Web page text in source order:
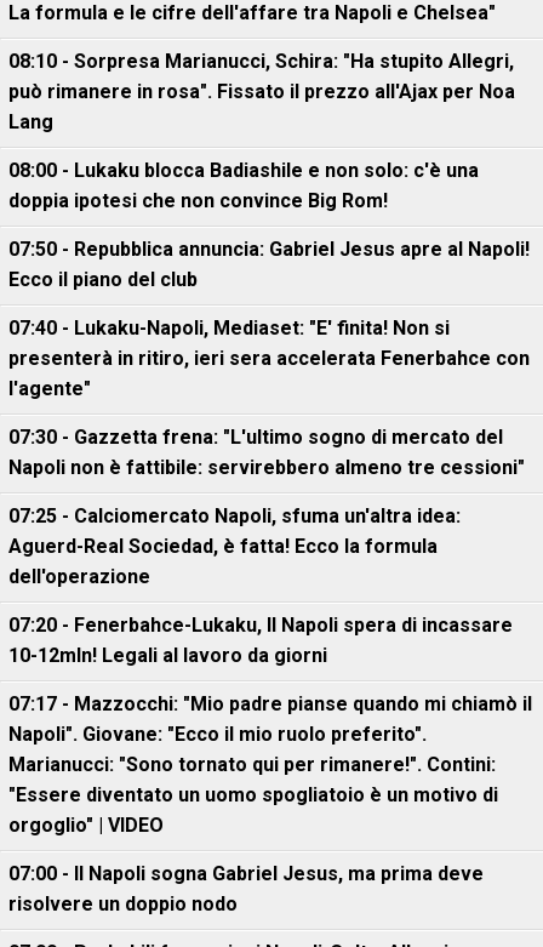
La formula e le cifre dell'affare tra Napoli e Chelsea"
08:10 - Sorpresa Marianucci, Schira: "Ha stupito Allegri,
può rimanere in rosa". Fissato il prezzo all'Ajax per Noa
Lang
08:00 - Lukaku blocca Badiashile e non solo: c'è una
doppia ipotesi che non convince Big Rom!
07:50 - Repubblica annuncia: Gabriel Jesus apre al Napoli!
Ecco il piano del club
07:40 - Lukaku-Napoli, Mediaset: "E' finita! Non si
presenterà in ritiro, ieri sera accelerata Fenerbahce con
l'agente"
07:30 - Gazzetta frena: "L'ultimo sogno di mercato del
Napoli non è fattibile: servirebbero almeno tre cessioni"
07:25 - Calciomercato Napoli, sfuma un'altra idea:
Aguerd-Real Sociedad, è fatta! Ecco la formula
dell'operazione
07:20 - Fenerbahce-Lukaku, ll Napoli spera di incassare
10-12mln! Legali al lavoro da giorni
07:17 - Mazzocchi: "Mio padre pianse quando mi chiamò il
Napoli". Giovane: "Ecco il mio ruolo preferito".
Marianucci: "Sono tornato qui per rimanere!". Contini:
"Essere diventato un uomo spogliatoio è un motivo di
orgoglio" | VIDEO
07:00 - Il Napoli sogna Gabriel Jesus, ma prima deve
risolvere un doppio nodo